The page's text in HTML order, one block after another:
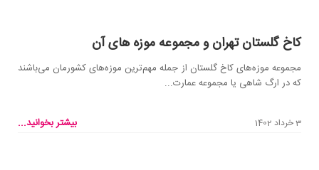
کاخ گلستان تهران و مجموعه موزه های آن
مجموعه موزه‌های کاخ گلستان از جمله مهم‌ترین موزه‌های کشورمان می‌باشند
که در ارگ شاهی یا مجموعه عمارت...
3 خرداد 1402 بیشتر بخوانید...